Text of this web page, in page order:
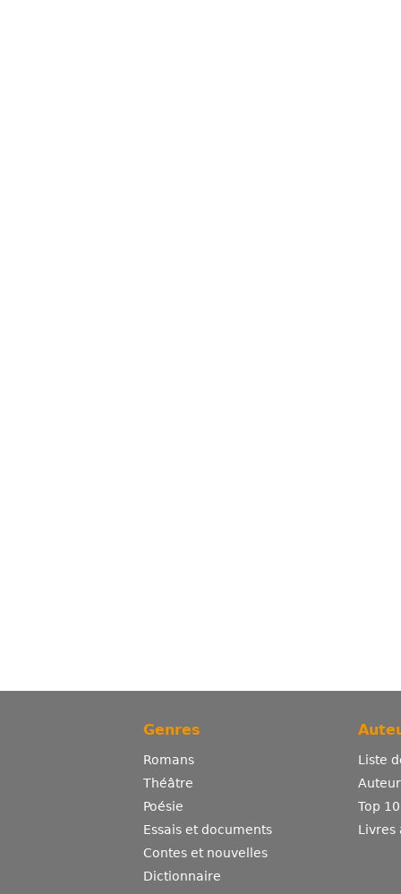
Genres
Romans
Théâtre
Poésie
Essais et documents
Contes et nouvelles
Dictionnaire
Liste
Top
Livres